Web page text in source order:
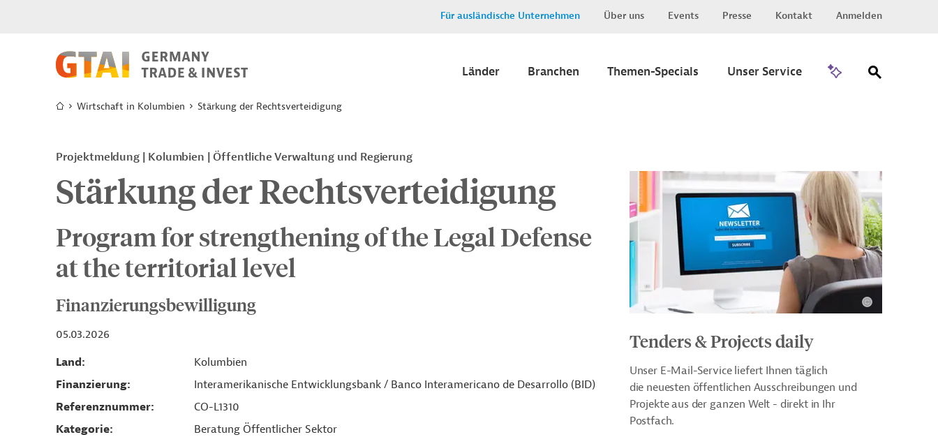
Für ausländische Unternehmen Über uns Events Presse Kontakt Anmelden
Länder Branchen Themen-Specials Unser Service
Wirtschaft in Kolumbien Stärkung der Rechtsverteidigung
Projektmeldung Kolumbien Öffentliche Verwaltung und Regierung
Stärkung der Rechtsverteidigung
Program for strengthening of the Legal Defense
at the territorial level
Finanzierungsbewilligung
05.03.2026
Land
Kolumbien
Finanzierung
Interamerikanische Entwicklungsbank / Banco Interamericano de Desarrollo (BID)
Referenznummer
CO-L1310
Kategorie
Beratung Öffentlicher Sektor
Tenders & Projects daily
Unser E-Mail-Service liefert Ihnen täglich
die neuesten öffentlichen Ausschreibungen und
Projekte aus der ganzen Welt - direkt in Ihr
Postfach.